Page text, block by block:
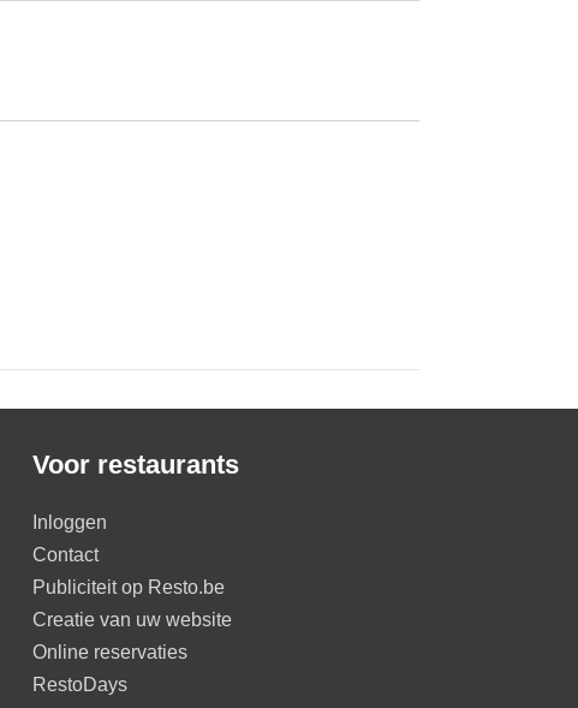
Voor restaurants
Inloggen
Contact
Publiciteit op Resto.be
Creatie van uw website
Online reservaties
RestoDays